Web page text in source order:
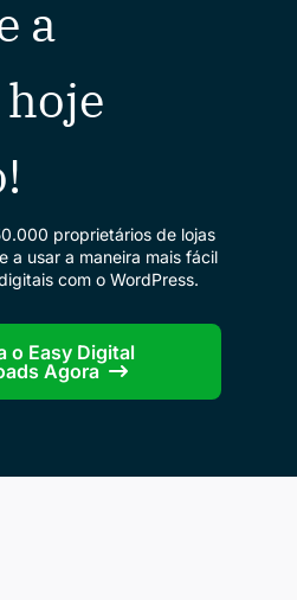
a
proprietários de lojas
a usar a maneira mais fácil
com o WordPress.
o Easy Digital
Agora